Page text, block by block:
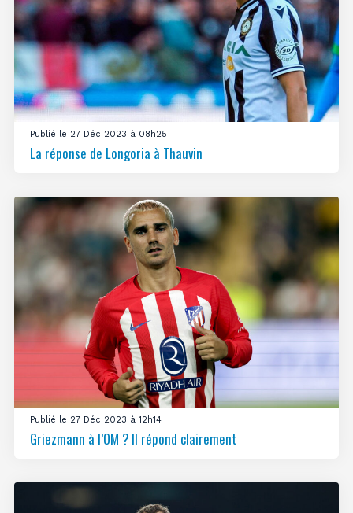
Publié le 27 Déc 2023 à 08h25
La réponse de Longoria à Thauvin
Publié le 27 Déc 2023 à 12h14
Griezmann à l’OM ? Il répond clairement